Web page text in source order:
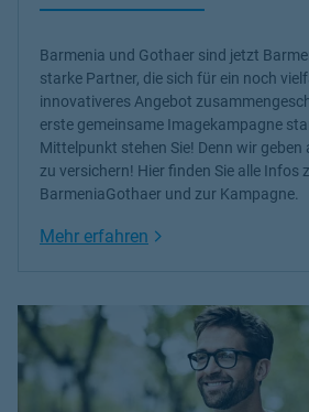
Barmenia und Gothaer sind jetzt
starke Partner, die sich für ein noch
innovativeres Angebot
erste gemeinsame Imagekampagne
Mittelpunkt stehen Sie! Denn wir geben
zu versichern! Hier finden Sie alle Infos
BarmeniaGothaer und zur Kampagne.
Mehr erfahren Link Opens in New